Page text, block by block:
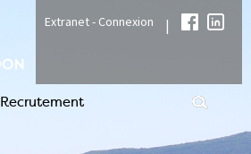
Extranet - Connexion |
Recrutement